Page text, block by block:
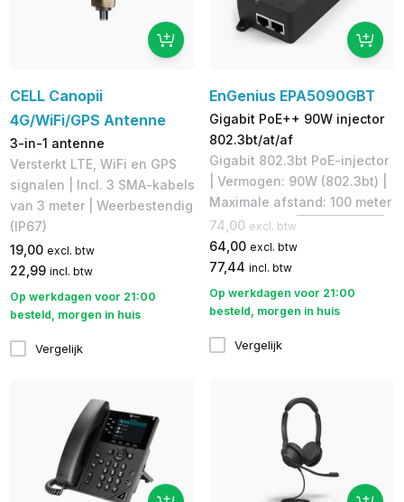
CELL Canopii
4G/WiFi/GPS Antenne
3-in-1 antenne
Versterkt LTE, WiFi en GPS
signalen | Incl. 3 SMA-kabels
van 3 meter | Weerbestendig
(IP67)
19,00 excl. btw
22,99 incl. btw
Op werkdagen voor 21:00
besteld, morgen in huis
Vergelijk
EnGenius EPA5090GBT
Gigabit PoE++ 90W injector
802.3bt/at/af
Gigabit 802.3bt PoE-injector
| Vermogen: 90W (802.3bt) |
Maximale afstand: 100 meter
74,00 excl. btw
64,00 excl. btw
77,44 incl. btw
Op werkdagen voor 21:00
besteld, morgen in huis
Vergelijk